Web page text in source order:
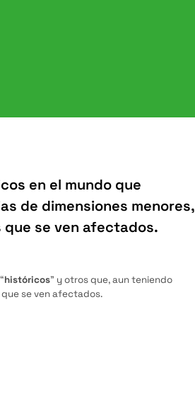
en el mundo que
de dimensiones menores,
se ven afectados.
históricos” y otros que, aun teniendo
se ven afectados.